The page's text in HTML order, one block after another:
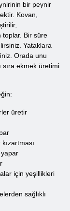
bir peynir
Kovan,
toplar. Bir süre
Yataklara
Orada unu
ekmek üretimi
üretir
kızartması
için yeşillikleri
sağlıklı